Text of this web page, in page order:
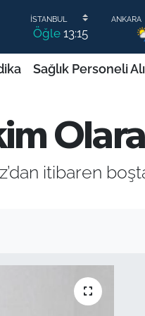
Öğle 13:15
Sağlık Personeli
itibaren